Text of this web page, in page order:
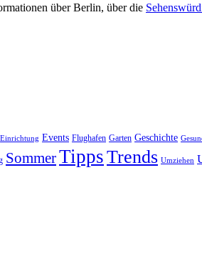
über Berlin, über die
Einrichtung Events Flughafen Garten Geschichte
SommerTippsTrends Umziehen